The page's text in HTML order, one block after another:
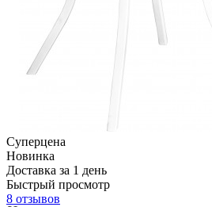
Суперцена
Новинка
Доставка за 1 день
Быстрый просмотр
8 отзывов